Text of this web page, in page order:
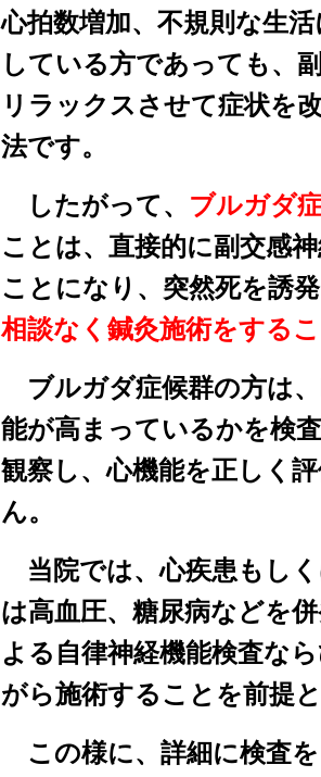
心拍数増加、不規則な生
している方であっても、
リラックスさせて症状を
法です。
したがって、 ブルガダ
ことは、直接的に副交感
ことになり、突然死を誘
相談なく鍼灸施術をする
ブルガダ症候群の方は
能が高まっているかを検
観察し、心機能を正しく
ん。
当院では、心疾患もし
は高血圧、糖尿病などを
よる自律神経機能検査な
がら施術することを前提
この様に、詳細に検査